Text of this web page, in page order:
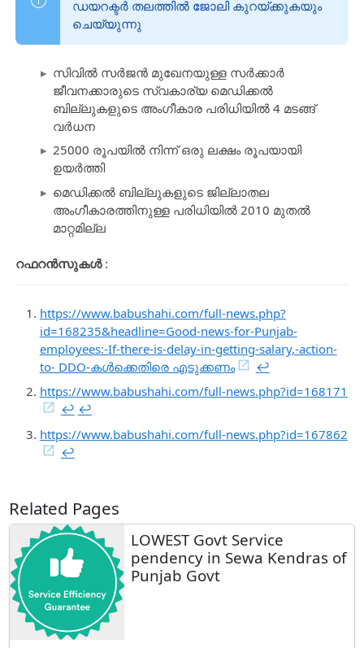
ഡയറക്ടർ തലത്തിൽ ജോലി കുറയ്ക്കുകയും
ചെയ്യുന്നു
സിവിൽ സർജൻ മുഖേനയുള്ള സർക്കാർ
ജീവനക്കാരുടെ സ്വകാര്യ മെഡിക്കൽ
ബില്ലുകളുടെ അംഗീകാര പരിധിയിൽ 4 മടങ്ങ്
വർധന
25000 രൂപയിൽ നിന്ന് ഒരു ലക്ഷം രൂപയായി
ഉയർത്തി
മെഡിക്കൽ ബില്ലുകളുടെ ജില്ലാതല
അംഗീകാരത്തിനുള്ള പരിധിയിൽ 2010 മുതൽ
മാറ്റമില്ല
റഫറൻസുകൾ:
https://www.babushahi.com/full-news.php?
id=168235&headline=Good-news-for-Punjab-
employees:-If-there-is-delay-in-getting-salary,-action-
to- DDO-കൾക്കെതിരെ എടുക്കണം
↩︎
https://www.babushahi.com/full-news.php?id=168171
↩︎ ↩︎
https://www.babushahi.com/full-news.php?id=167862
↩︎
Related Pages
LOWEST Govt Service
pendency in Sewa Kendras of
Punjab Govt